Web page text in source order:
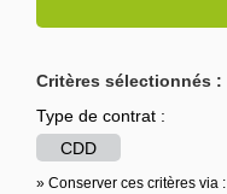
Critères sélectionnés :
Type de contrat :
CDD
» Conserver ces critères via :